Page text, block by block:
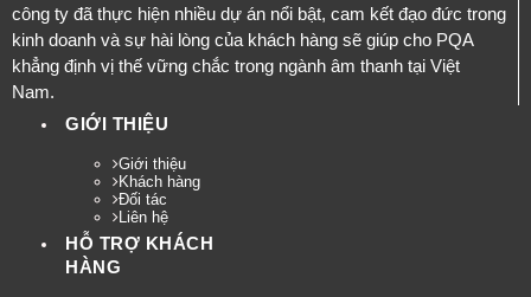
công ty đã thực hiện nhiều dự án nổi bật, cam kết đạo đức trong
kinh doanh và sự hài lòng của khách hàng sẽ giúp cho PQA
khẳng định vị thế vững chắc trong ngành âm thanh tại Việt
Nam.
GIỚI THIỆU
Giới thiệu
Khách hàng
Đối tác
Liên hệ
HỖ TRỢ KHÁCH
HÀNG